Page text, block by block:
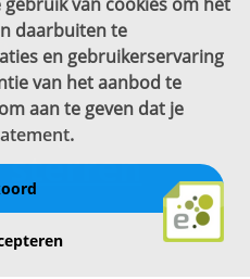
van cookies om het
daarbuiten te
en gebruikerservaring
van het aanbod te
om aan te geven dat je
.